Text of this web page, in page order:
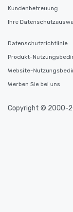
Kundenbetreuung
Ihre
Datenschutzrichtlinie
Produkt-
Website-
Werben Sie bei uns
Copyright © 2000-